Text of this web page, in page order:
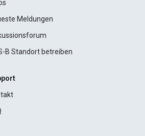
Meldungen
B Standort betreiben